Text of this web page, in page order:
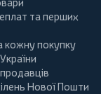
та перших
кожну покупку
Нової Пошти